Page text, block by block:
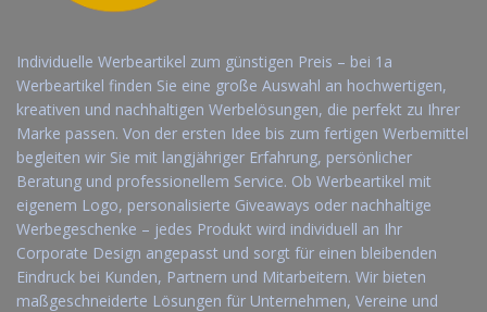
Individuelle Werbeartikel zum günstigen Preis – bei 1a
Werbeartikel finden Sie eine große Auswahl an hochwertigen,
kreativen und nachhaltigen Werbelösungen, die perfekt zu Ihrer
Marke passen. Von der ersten Idee bis zum fertigen Werbemittel
begleiten wir Sie mit langjähriger Erfahrung, persönlicher
Beratung und professionellem Service. Ob Werbeartikel mit
eigenem Logo, personalisierte Giveaways oder nachhaltige
Werbegeschenke – jedes Produkt wird individuell an Ihr
Corporate Design angepasst und sorgt für einen bleibenden
Eindruck bei Kunden, Partnern und Mitarbeitern. Wir bieten
maßgeschneiderte Lösungen für Unternehmen, Vereine und